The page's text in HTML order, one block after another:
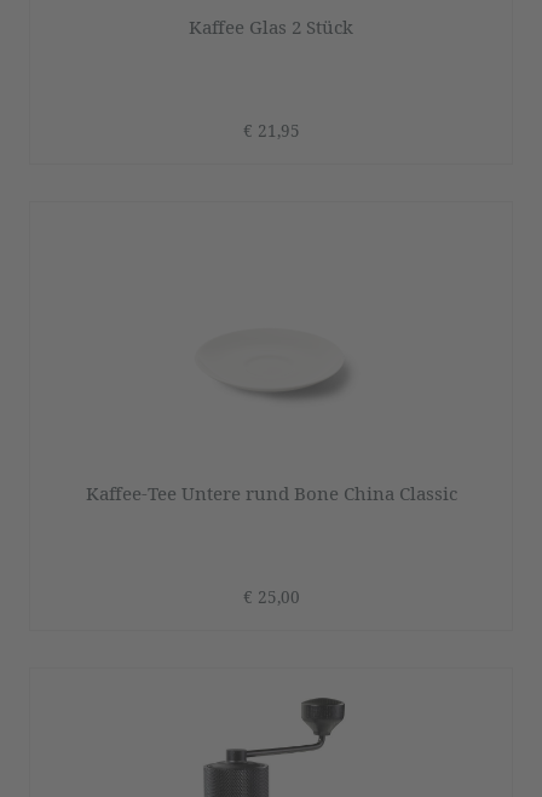
Kaffee Glas 2 Stück
€ 21,95
Kaffee-Tee Untere rund Bone China Classic
€ 25,00